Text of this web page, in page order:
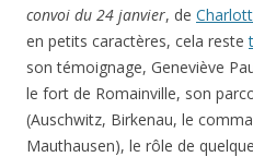
convoi du 24 janvier, de
en petits caractères, cela reste
son témoignage, Geneviève
le fort de Romainville, son
(Auschwitz, Birkenau, le
Mauthausen), le rôle de